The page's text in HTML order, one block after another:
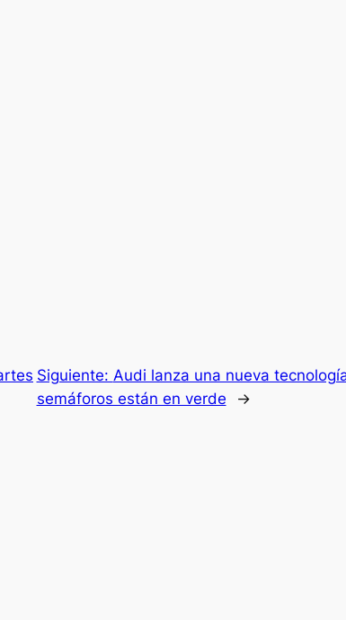
Siguiente: Audi lanza una nueva
semáforos están en verde
→